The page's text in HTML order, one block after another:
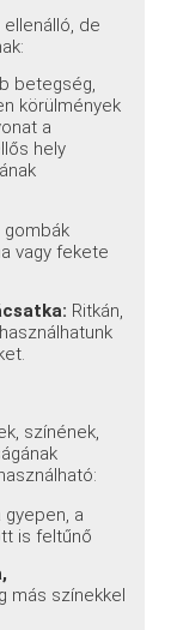
ellenálló, de
betegség,
körülmények
a
hely
gombák
vagy fekete
Ritkán,
színének,
a
is feltűnő
más színekkel